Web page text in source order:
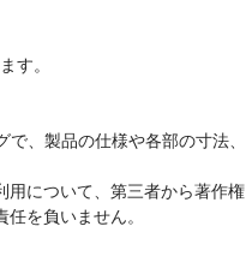
す。
、製品の仕様や各部の寸法、
用について、第三者から著作権
を負いません。